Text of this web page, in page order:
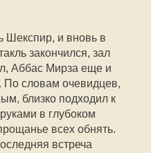
Шекспир, и вновь в
закончился, зал
Аббас Мирза еще и
По словам очевидцев,
близко подходил к
в глубоком
всех обнять.
встреча